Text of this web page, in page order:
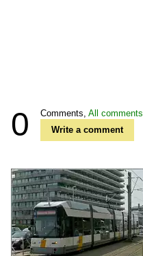
0 Comments, All comments
Write a comment